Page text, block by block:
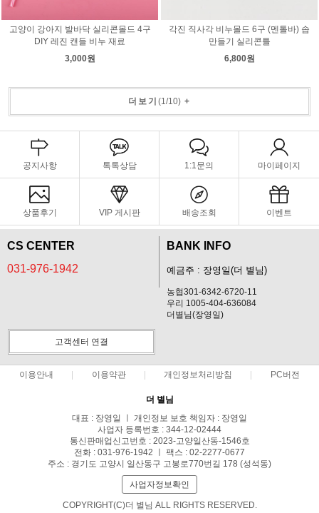
고양이 강아지 발바닥 실리콘몰드 4구
DIY 레진 캔들 비누 재료
3,000원
각진 직사각 비누몰드 6구 (멘톨바) 솝
만들기 실리콘틀
6,800원
더보기 (1/10) +
공지사항 톡톡상담 1:1문의 마이페이지
상품후기 VIP 게시판 배송조회 이벤트
CS CENTER
031-976-1942
BANK INFO
예금주 : 장영일(더 별님)
농협301-6342-6720-11
우리 1005-404-636084
더별님(장영일)
고객센터 연결
이용안내 이용약관 개인정보처리방침 PC버전
더 별님
대표 : 장영일 ㅣ 개인정보 보호 책임자 : 장영일
사업자 등록번호 : 344-12-02444
통신판매업신고번호 : 2023-고양일산동-1546호
전화 : 031-976-1942 ㅣ 팩스 : 02-2277-0677
주소 : 경기도 고양시 일산동구 고봉로770번길 178 (성석동)
사업자정보확인
COPYRIGHT(C)더 별님 ALL RIGHTS RESERVED.